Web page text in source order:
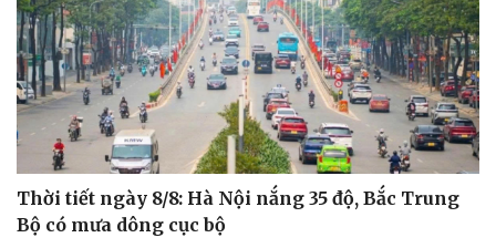
Cải chính
Thời tiết ngày 8/8: Hà Nội nắng 35 độ, Bắc Trung
Bộ có mưa dông cục bộ